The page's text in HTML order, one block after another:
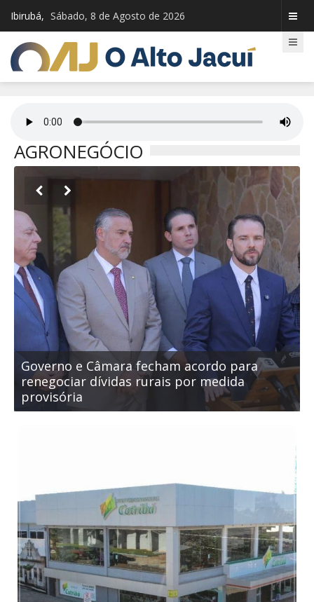
Ibirubá, Sábado, 8 de Agosto de 2026
AGRONEGÓCIO
Governo e Câmara fecham acordo para
renegociar dívidas rurais por medida
provisória
 